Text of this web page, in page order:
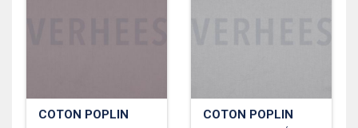
COTON POPLIN COTON POPLIN